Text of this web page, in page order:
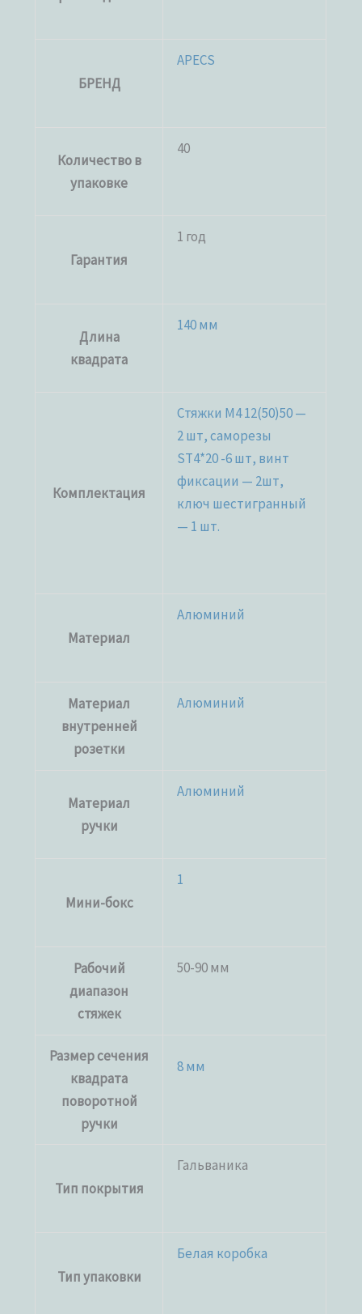
БРЕНД
APECS
Количество в
упаковке
40
Гарантия
1 год
Длина
квадрата
140 мм
Комплектация
Стяжки M4 12(50)50 —
2 шт, саморезы
SТ4*20 -6 шт, винт
фиксации — 2шт,
ключ шестигранный
— 1 шт.
Материал
Алюминий
Материал
внутренней
розетки
Алюминий
Материал
ручки
Алюминий
Мини-бокс
1
Рабочий
диапазон
стяжек
50-90 мм
Размер сечения
квадрата
поворотной
ручки
8 мм
Тип покрытия
Гальваника
Тип упаковки
Белая коробка